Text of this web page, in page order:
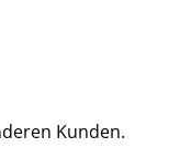
5 Sternen
Kunden.